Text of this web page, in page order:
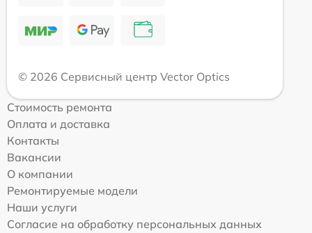
© 2026 Сервисный центр Vector Optics
Стоимость ремонта
Оплата и доставка
Контакты
Вакансии
О компании
Ремонтируемые модели
Наши услуги
Согласие на обработку персональных данных